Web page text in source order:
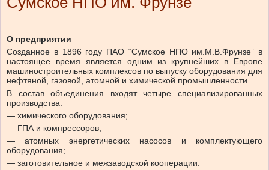
О предприятии
Созданное в 1896 году ПАО “Сумское НПО им.М.В.Фрунзе” в
настоящее время является одним из крупнейших в Европе
машиностроительных комплексов по выпуску оборудования для
нефтяной, газовой, атомной и химической промышленности.
В состав объединения входят четыре специализированных
производства:
— химического оборудования;
— ГПА и компрессоров;
— атомных энергетических насосов и комплектующего
оборудования;
— заготовительное и межзаводской кооперации.